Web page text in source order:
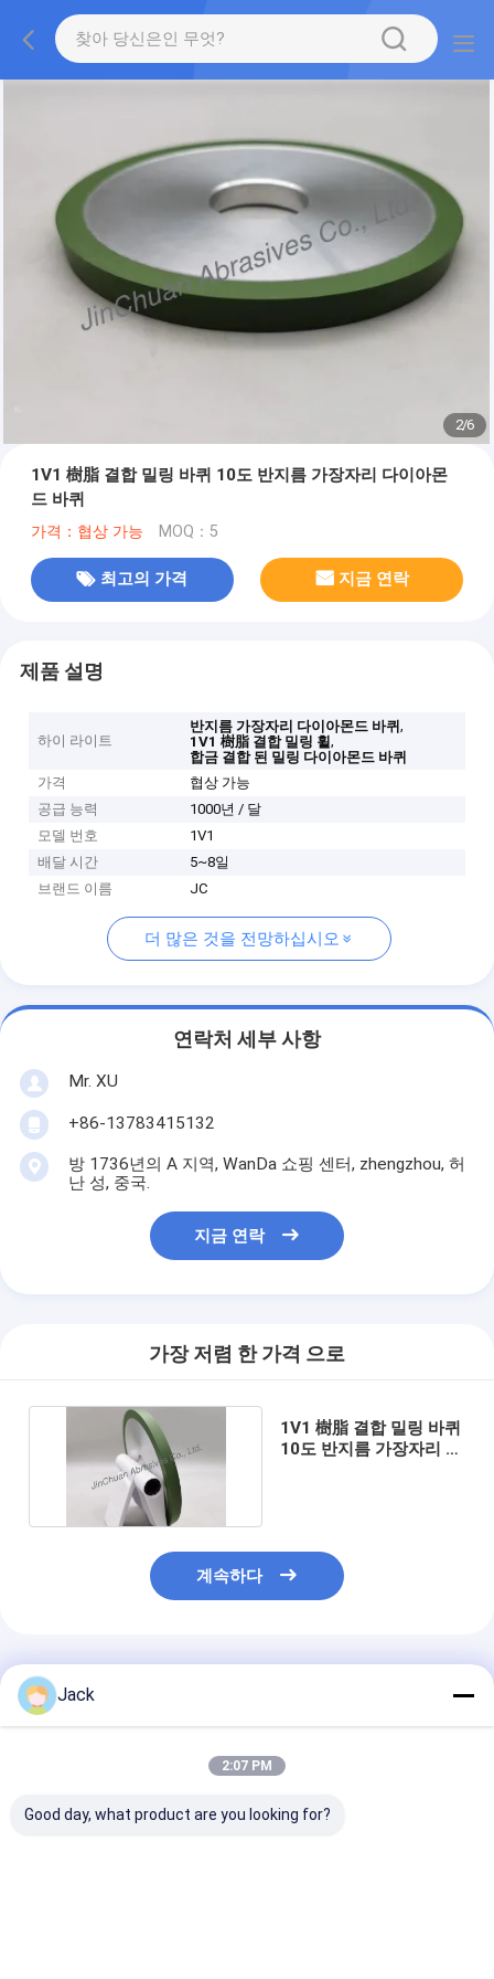
2/6
1V1 樹脂 결합 밀링 바퀴 10도 반지름 가장자리 다이아몬
드 바퀴
가격：협상 가능 MOQ：5
최고의 가격 지금 연락
제품 설명
하이 라이트
반지름 가장자리 다이아몬드 바퀴,
1V1 樹脂 결합 밀링 휠,
합금 결합 된 밀링 다이아몬드 바퀴
가격
협상 가능
공급 능력
1000년 / 달
모델 번호
1V1
배달 시간
5~8일
브랜드 이름
JC
더 많은 것을 전망하십시오
연락처 세부 사항
Mr. XU
+86-13783415132
방 1736년의 A 지역, WanDa 쇼핑 센터, zhengzhou, 허
난 성, 중국.
지금 연락
가장 저렴 한 가격 으로
1V1 樹脂 결합 밀링 바퀴
10도 반지름 가장자리 다
계속하다
추천된 제품
Jack
2:07 PM
Good day, what product are you looking for?